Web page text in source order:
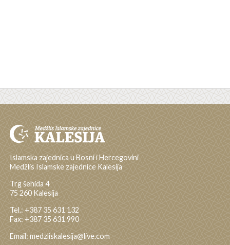
Islamska zajednica u Bosni i Hercegovini
Medžlis Islamske zajednice Kalesija
Trg šehida 4
75 260 Kalesija
Tel.: +387 35 631 132
Fax: +387 35 631 990
Email: medzliskalesija@live.com